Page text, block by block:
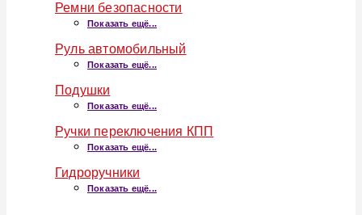
Ремни безопасности
Показать ещё...
Руль автомобильный
Показать ещё...
Подушки
Показать ещё...
Ручки переключения КПП
Показать ещё...
Гидроручники
Показать ещё...